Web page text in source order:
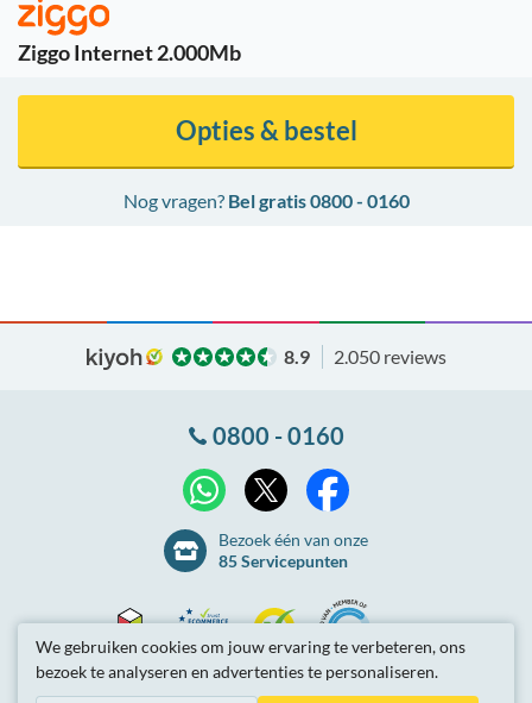
Ziggo Internet 2.000Mb
Nog vragen? Bel gratis 0800 - 0160
Opties & bestel
8.9 2.050 reviews
0800 - 0160
WhatsApp
Bezoek één van onze
85 Servicepunten
ThuiswinkelEcommerceKiyoh NLconnect
We gebruiken cookies om jouw ervaring te verbeteren, ons
bezoek te analyseren en advertenties te personaliseren.